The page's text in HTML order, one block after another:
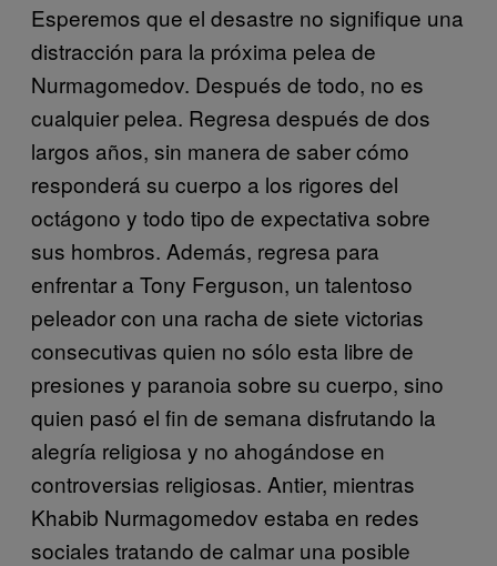
Esperemos que el desastre no signifique una
distracción para la próxima pelea de
Nurmagomedov. Después de todo, no es
cualquier pelea. Regresa después de dos
largos años, sin manera de saber cómo
responderá su cuerpo a los rigores del
octágono y todo tipo de expectativa sobre
sus hombros. Además, regresa para
enfrentar a Tony Ferguson, un talentoso
peleador con una racha de siete victorias
consecutivas quien no sólo esta libre de
presiones y paranoia sobre su cuerpo, sino
quien pasó el fin de semana disfrutando la
alegría religiosa y no ahogándose en
controversias religiosas. Antier, mientras
Khabib Nurmagomedov estaba en redes
sociales tratando de calmar una posible